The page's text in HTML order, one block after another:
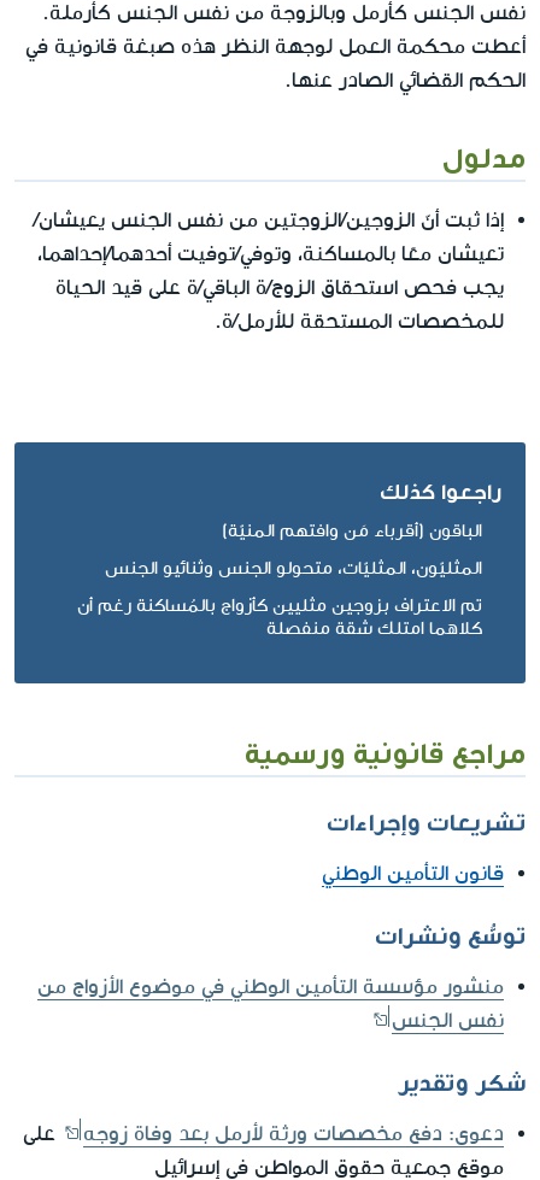
نفس الجنس كأرمل وبالزوجة من نفس الجنس كأرملة.
أعطت محكمة العمل لوجهة النظر هذه صبغة قانونية في
الحكم القضائي الصادر عنها.
مدلول
إذا ثبت أنّ الزوجين/الزوجتين من نفس الجنس يعيشان/
تعيشان معًا بالمساكنة، وتوفي/توفيت أحدهما/إحداهما،
يجب فحص استحقاق الزوج/ة الباقي/ة على قيد الحياة
للمخصصات المستحقة للأرمل/ة.
راجعوا كذلك
الباقون (أقرباء مَن وافتهم المنيّة)
المثليّون، المثليّات، متحولو الجنس وثنائيو الجنس
تم الاعتراف بزوجين مثليين كأزواج بالمُساكنة رغم أن
كلاهما امتلك شقة منفصلة
مراجع قانونية ورسمية
تشريعات وإجراءات
قانون التأمين الوطني
توسُّع ونشرات
منشور مؤسسة التأمين الوطني في موضوع الأزواج من
نفس الجنس
شكر وتقدير
دعوى: دفع مخصصات ورثة لأرمل بعد وفاة زوجه
على
موقع جمعية حقوق المواطن في إسرائيل